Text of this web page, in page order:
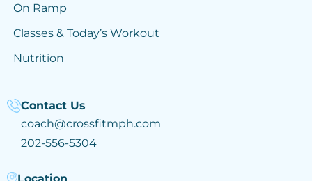
On Ramp
Classes & Today’s Workout
Nutrition
Contact Us
coach@crossfitmph.com
202-556-5304
Location